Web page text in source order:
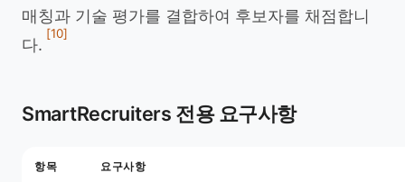
매칭과 기술 평가를 결합하여 후보자를 채점합니
다.
[10]
SmartRecruiters 전용 요구사항
항목 요구사항